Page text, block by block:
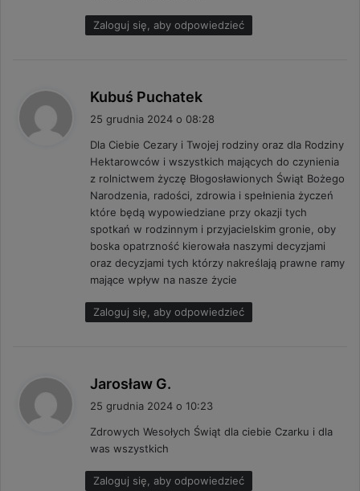
Zaloguj się, aby odpowiedzieć
Kubuś Puchatek
z
e
:
25 grudnia 2024 o 08:28
Dla Ciebie Cezary i Twojej rodziny oraz dla Rodziny
Hektarowców i wszystkich mających do czynienia
z rolnictwem życzę Błogosławionych Świąt Bożego
Narodzenia, radości, zdrowia i spełnienia życzeń
które będą wypowiedziane przy okazji tych
spotkań w rodzinnym i przyjacielskim gronie, oby
boska opatrzność kierowała naszymi decyzjami
oraz decyzjami tych którzy nakreślają prawne ramy
mające wpływ na nasze życie
Zaloguj się, aby odpowiedzieć
Jarosław G.
z
:
25 grudnia 2024 o 10:23
Zdrowych Wesołych Świąt dla ciebie Czarku i dla
was wszystkich
Zaloguj się, aby odpowiedzieć